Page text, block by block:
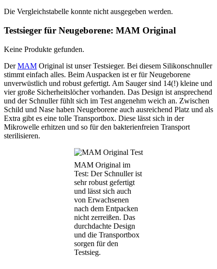
Die Vergleichstabelle konnte nicht ausgegeben werden.
Testsieger für Neugeborene: MAM Original
Keine Produkte gefunden.
DerMAM Original ist unser Testsieger. Bei diesem Silikonschnuller
stimmt einfach alles. Beim Auspacken ist er für Neugeborene
unverwüstlich und robust gefertigt. Am Sauger sind 14(!) kleine und
vier große Sicherheitslöcher vorhanden. Das Design ist ansprechend
und der Schnuller fühlt sich im Test angenehm weich an. Zwischen
Schild und Nase haben Neugeborene auch ausreichend Platz und als
Extra gibt es eine tolle Transportbox. Diese lässt sich in der
Mikrowelle erhitzen und so für den bakterienfreien Transport
sterilisieren.
MAM Original im
Test: Der Schnuller ist
sehr robust gefertigt
und lässt sich auch
von Erwachsenen
nach dem Entpacken
nicht zerreißen. Das
durchdachte Design
und die Transportbox
sorgen für den
Testsieg.